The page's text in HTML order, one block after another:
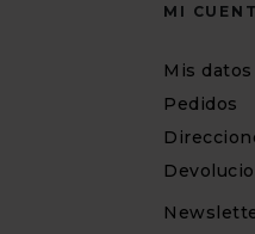
MI
Mis datos
Pedidos